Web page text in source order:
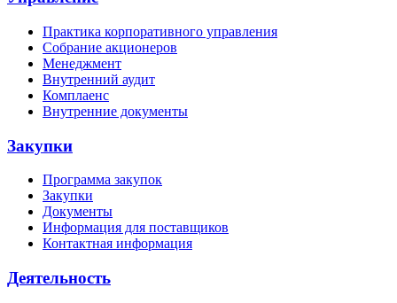
Практика корпоративного управления
Собрание акционеров
Менеджмент
Внутренний аудит
Комплаенс
Внутренние документы
Закупки
Программа закупок
Закупки
Документы
Информация для поставщиков
Контактная информация
Деятельность